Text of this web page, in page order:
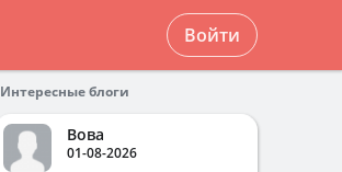
Войти
Интересные блоги
Вова
01-08-2026